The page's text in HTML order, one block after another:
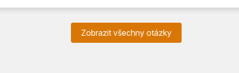
Zobrazit všechny otázky